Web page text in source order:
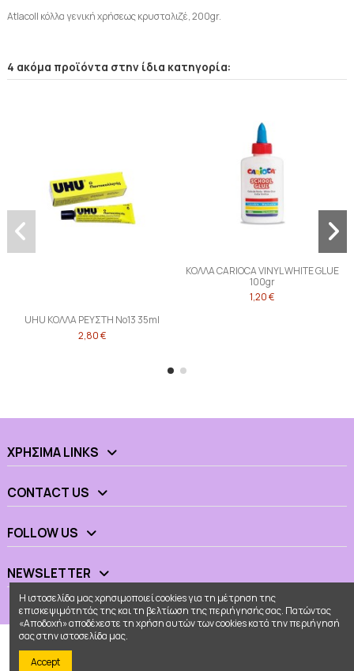
Atlacoll κόλλα γενική χρήσεως κρυσταλιζέ, 200gr.
4 ακόμα προϊόντα στην ίδια κατηγορία:
UHU ΚΟΛΛΑ ΡΕΥΣΤΗ Νο13 35ml
2,80 €
ΚΟΛΛΑ CARIOCA VINYL WHITE GLUE
100gr
1,20 €
ΧΡΉΣΙΜΑ LINKS
CONTACT US
FOLLOW US
NEWSLETTER
Η ιστοσελίδα μας χρησιμοποιεί cookies για τη μέτρηση της
επισκεψιμότητάς της και τη βελτίωση της περιήγησής σας. Πατώντας
«Αποδοχή» αποδέχεστε τη χρήση αυτών των cookies κατά την περιήγησή
σας στην ιστοσελίδα μας.
Accept